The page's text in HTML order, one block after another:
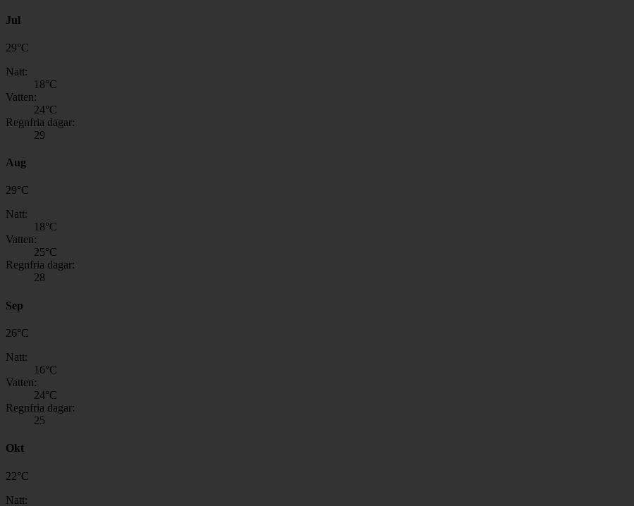
Jul
29°C
Natt:
18°C
Vatten:
24°C
Regnfria dagar:
29
Aug
29°C
Natt:
18°C
Vatten:
25°C
Regnfria dagar:
28
Sep
26°C
Natt:
16°C
Vatten:
24°C
Regnfria dagar:
25
Okt
22°C
Natt: